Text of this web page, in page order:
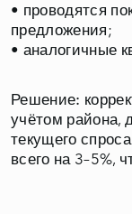
• проводятся
предложения;
• аналогичные
Решение:
учётом района,
текущего
всего на 3–5%,